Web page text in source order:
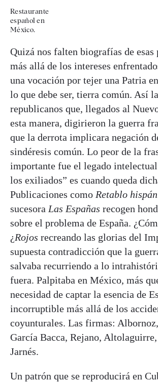
Restaurante
español en
México.
Quizá nos falten biografías de esas
más allá de los intereses
una vocación por tejer una Patria
lo que debe ser, tierra común. Así
republicanos que, llegados al
esta manera, digirieron la guerra
que la derrota implicara negación
sindéresis común. Lo peor de la
importante fue el legado
los exiliados” es cuando queda
Publicaciones como Retablo
sucesora Las Españas recogen
sobre el problema de España.
¿Rojos recreando las glorias del
supuesta contradicción que la
salvaba recurriendo a lo
fuera. Palpitaba en México, más
necesidad de captar la esencia de
incorruptible más allá de los
coyunturales. Las firmas:
García Bacca, Rejano,
Jarnés.
Un patrón que se reproducirá en